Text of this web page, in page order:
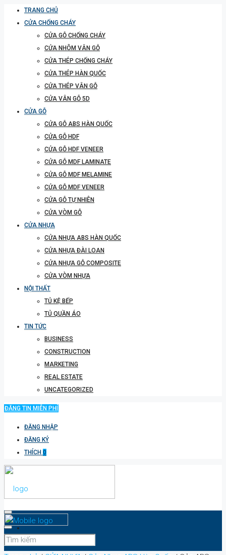
TRANG CHỦ
CỬA CHỐNG CHÁY
CỬA GỖ CHỐNG CHÁY
CỬA NHÔM VÂN GỖ
CỬA THÉP CHỐNG CHÁY
CỬA THÉP HÀN QUỐC
CỬA THÉP VÂN GỖ
CỬA VÂN GỖ 5D
CỬA GỖ
CỬA GỖ ABS HÀN QUỐC
CỬA GỖ HDF
CỬA GỖ HDF VENEER
CỬA GỖ MDF LAMINATE
CỬA GỖ MDF MELAMINE
CỬA GỖ MDF VENEER
CỬA GỖ TỰ NHIÊN
CỬA VÒM GỖ
CỬA NHỰA
CỬA NHỰA ABS HÀN QUỐC
CỬA NHỰA ĐÀI LOAN
CỬA NHỰA GỖ COMPOSITE
CỬA VÒM NHỰA
NỘI THẤT
TỦ KỆ BẾP
TỦ QUẦN ÁO
TIN TỨC
BUSINESS
CONSTRUCTION
MARKETING
REAL ESTATE
UNCATEGORIZED
ĐĂNG TIN MIỄN PHÍ
ĐĂNG NHẬP
ĐĂNG KÝ
THÍCH 0
TRANG CHỦ